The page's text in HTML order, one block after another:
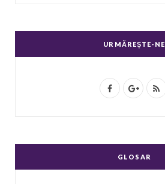
URMĂREȘTE-NE
F
b
G
l
R
GLOSAR